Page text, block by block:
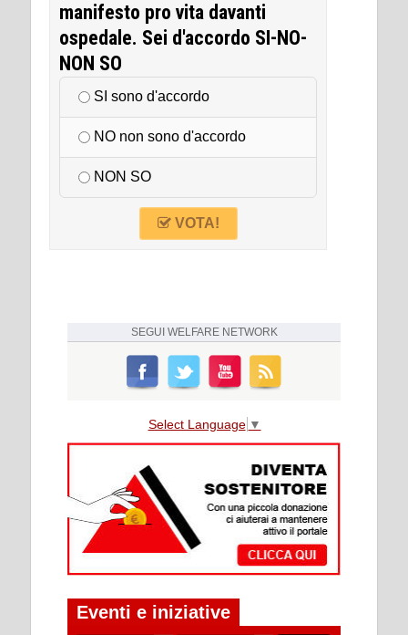
manifesto pro vita davanti
ospedale. Sei d'accordo SI-NO-
NON SO
SI sono d'accordo
NO non sono d'accordo
NON SO
VOTA!
SEGUI WELFARE NETWORK
Select Language ▼
Eventi e iniziative